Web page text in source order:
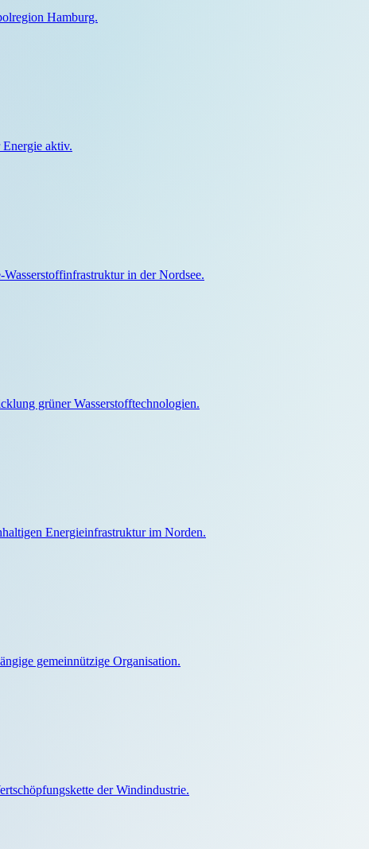
Hamburg.
aktiv.
in der Nordsee.
grüner Wasserstofftechnologien.
Energieinfrastruktur im Norden.
gemeinnützige Organisation.
der Windindustrie.